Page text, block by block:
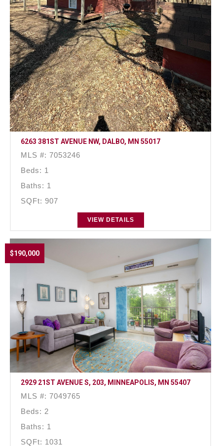
6263 381ST AVENUE NW, DALBO, MN 55017
MLS #: 7053246
Beds: 1
Baths: 1
SQFt: 907
VIEW DETAILS
$190,000
2929 21ST AVENUE S, 203, MINNEAPOLIS, MN 55407
MLS #: 7049765
Beds: 2
Baths: 1
SQFt: 1031